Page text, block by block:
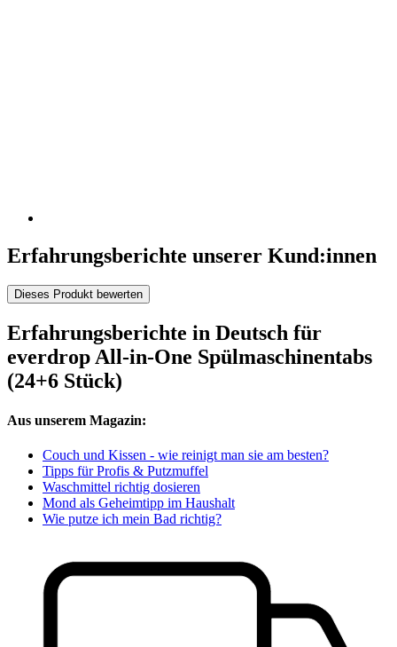
Erfahrungsberichte unserer Kund:innen
Dieses Produkt bewerten
Erfahrungsberichte in Deutsch für
everdrop All-in-One Spülmaschinentabs
(24+6 Stück)
Aus unserem Magazin:
Couch und Kissen - wie reinigt man sie am besten?
Tipps für Profis & Putzmuffel
Waschmittel richtig dosieren
Mond als Geheimtipp im Haushalt
Wie putze ich mein Bad richtig?